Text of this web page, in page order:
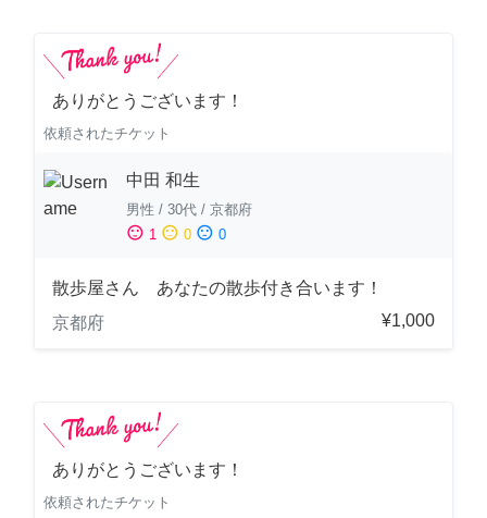
ありがとうございます！
依頼されたチケット
中田 和生
男性 / 30代 / 京都府
sentiment_satisfied 1 sentiment_neutral 0 sentiment_dissatisfied 0
散歩屋さん あなたの散歩付き合います！
京都府
¥1,000
ありがとうございます！
依頼されたチケット